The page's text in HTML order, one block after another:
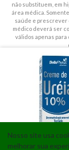
Nosso site usa
melhorar sua
não substituem, em
área médica.
saúde e prescrever
médico deverá ser
válidos apenas
CORRELATOS
MAMÃES E BEBÊS
ABSORVENTES